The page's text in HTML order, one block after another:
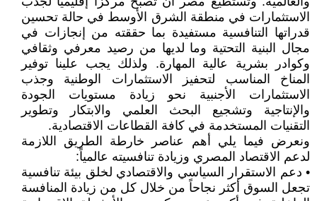
الاستثمارات في منطقة الشرق الأوسط في حالة تحسين
قدراتها التنافسية مستفيدة بما حققته من إنجازات في
مجال البنية التحتية وما لديها من رصيد معرفي وثقافي
وكوادر بشرية عالية المهارة‏.‏ ولذلك يجب علينا توفير
المناخ المناسب لتحفيز الاستثمارات الوطنية وجذب
الاستثمارات الأجنبية نحو زيادة مستويات الجودة
والإنتاجية وتشجيع البحث العلمي والابتكار وتطوير
التقنيات المستخدمة في كافة القطاعات الاقتصادية.
ونعرض فيما يلي أهم عناصر خارطة الطريق اللازمة
لدعم الاقتصاد المصري وزيادة تنافسيته عالمياً:
• دعم الاستقرار السياسي والاقتصادي لخلق بيئة تنافسية
تجعل السوق أكثر نجاحاً من خلال كل من زيادة المنافسة